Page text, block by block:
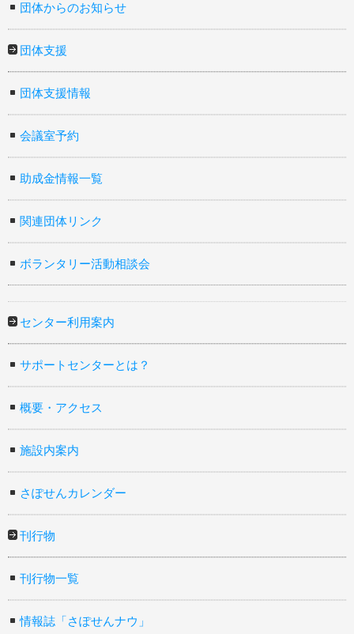
団体からのお知らせ
団体支援
団体支援情報
会議室予約
助成金情報一覧
関連団体リンク
ボランタリー活動相談会
センター利用案内
サポートセンターとは？
概要・アクセス
施設内案内
さぽせんカレンダー
刊行物
刊行物一覧
情報誌「さぽせんナウ」